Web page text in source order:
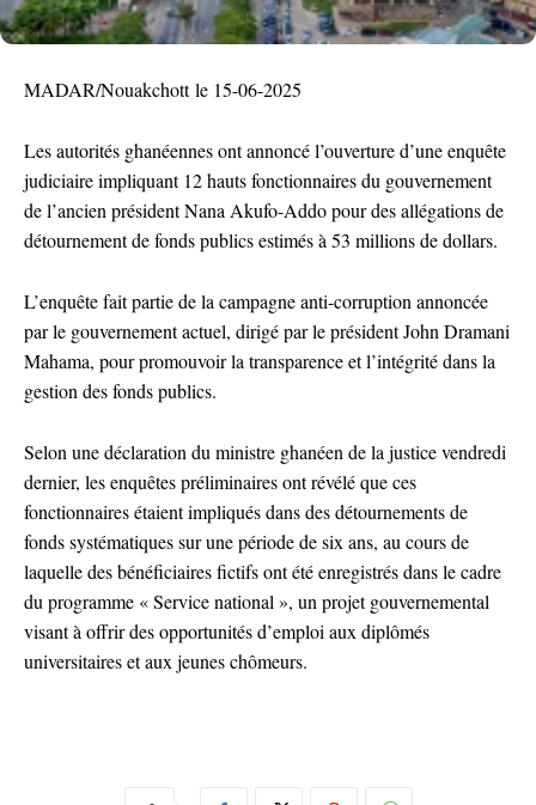
MADAR/Nouakchott le 15-06-2025
Les autorités ghanéennes ont annoncé l’ouverture d’une enquête
judiciaire impliquant 12 hauts fonctionnaires du gouvernement
de l’ancien président Nana Akufo-Addo pour des allégations de
détournement de fonds publics estimés à 53 millions de dollars.
L’enquête fait partie de la campagne anti-corruption annoncée
par le gouvernement actuel, dirigé par le président John Dramani
Mahama, pour promouvoir la transparence et l’intégrité dans la
gestion des fonds publics.
Selon une déclaration du ministre ghanéen de la justice vendredi
dernier, les enquêtes préliminaires ont révélé que ces
fonctionnaires étaient impliqués dans des détournements de
fonds systématiques sur une période de six ans, au cours de
laquelle des bénéficiaires fictifs ont été enregistrés dans le cadre
du programme « Service national », un projet gouvernemental
visant à offrir des opportunités d’emploi aux diplômés
universitaires et aux jeunes chômeurs.